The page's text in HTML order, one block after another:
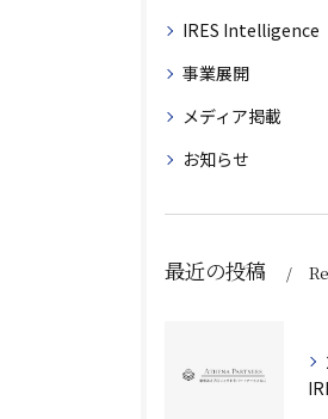
IRES Intelligence
事業展開
メディア掲載
お知らせ
最近の投稿